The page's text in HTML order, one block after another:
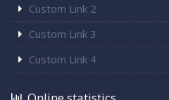
Custom Link 2
Custom Link 3
Custom Link 4